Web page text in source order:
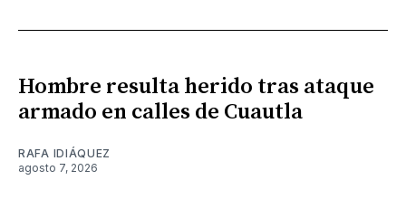
Hombre resulta herido tras ataque
armado en calles de Cuautla
RAFA IDIÁQUEZ
agosto 7, 2026